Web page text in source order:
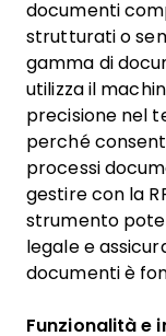
documenti
strutturati o
gamma di
utilizza il
precisione nel
perché
processi
gestire con la
strumento
legale e
documenti è
Funzionalità e